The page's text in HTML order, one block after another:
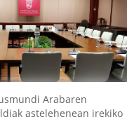
Arabaren
astelehenean irekiko